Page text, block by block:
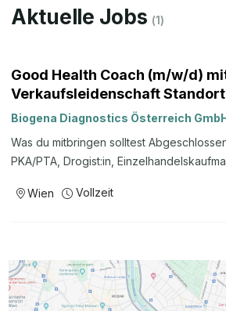
Aktuelle Jobs (1)
Good Health Coach (m/w/d)
Verkaufsleidenschaft
Biogena Diagnostics Österreich
Was du mitbringen solltest
PKA/PTA, Drogist:in,
Gesundheit / Ernährung Auch
ausgeprägte Kontaktfreude und
Leidenschaftliches Interesse an
Wien Vollzeit